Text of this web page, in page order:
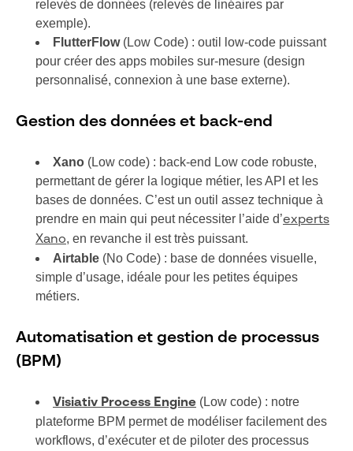
relevés de données (relevés de linéaires par
exemple).
FlutterFlow(Low Code) : outil low-code puissant
pour créer des apps mobiles sur-mesure (design
personnalisé, connexion à une base externe).
Gestion des données et back-end
Xano (Low code) : back-end Low code robuste,
permettant de gérer la logique métier, les API et les
bases de données. C’est un outil assez technique à
prendre en main qui peut nécessiter l’aide d’experts
Xano, en revanche il est très puissant.
Airtable (No Code) : base de données visuelle,
simple d’usage, idéale pour les petites équipes
métiers.
Automatisation et gestion de processus
(BPM)
Visiativ Process Engine (Low code) : notre
plateforme BPM permet de modéliser facilement des
workflows, d’exécuter et de piloter des processus